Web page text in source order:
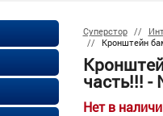
Суперстор
Кронштейн
часть!!! -
Нет в